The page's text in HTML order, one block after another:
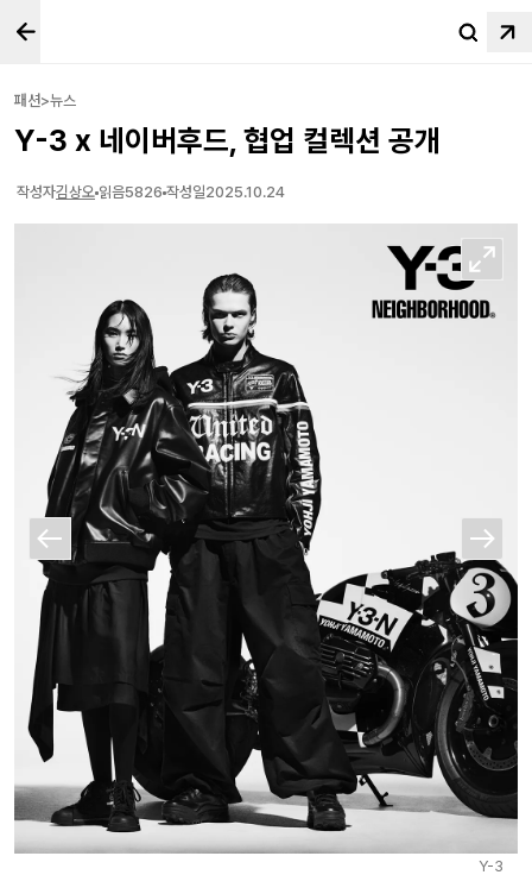
패션>뉴스
Y-3 x 네이버후드, 협업 컬렉션 공개
작성자김상오 읽음5826 작성일2025.10.24
Y-3